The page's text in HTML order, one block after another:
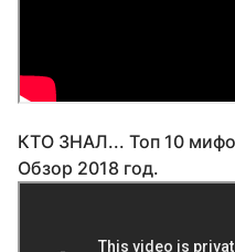
КТО ЗНАЛ... Топ 10
Обзор 2018 год.